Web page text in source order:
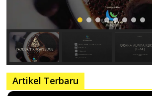
Artikel Terbaru